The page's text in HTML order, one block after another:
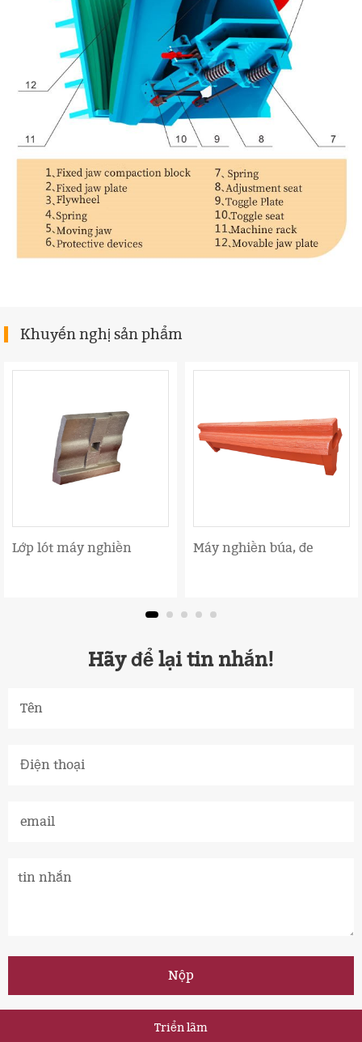
Khuyến nghị sản phẩm
Lớp lót máy nghiền Máy nghiền búa, đe
Hãy để lại tin nhắn!
Bản quyền © 2012-2034 Zhili New Materials Bảo lưu mọi quyền
Triển lãm